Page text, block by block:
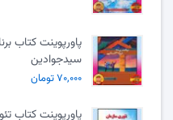
پاورپوینت کتاب
سیدجوادین
۷۰,۰۰۰ تومان
پاورپوینت کتاب